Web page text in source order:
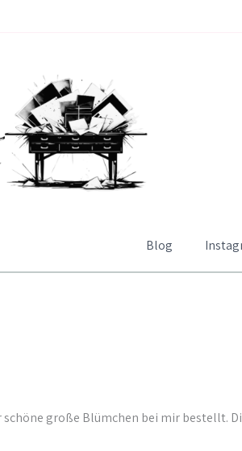
Blog
große Blümchen bei mir bestellt.